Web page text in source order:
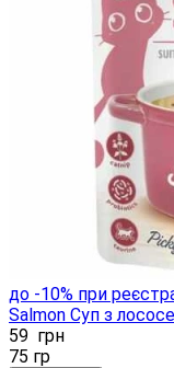
до -10% при
Salmon Суп з
59 грн
75 гр